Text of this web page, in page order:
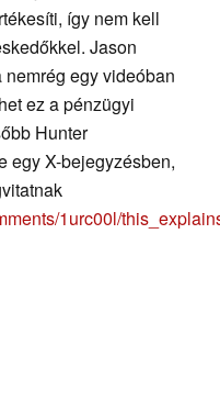
így nem kell
Jason
egy videóban
ez a pénzügyi
Hunter
egy X-bejegyzésben,
1urc00l/